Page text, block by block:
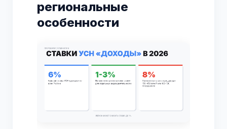
региональные
особенности